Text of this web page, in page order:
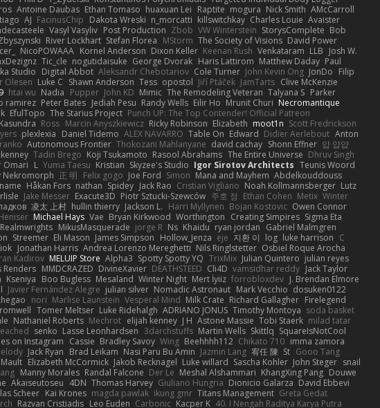
Antoine Daubas Ethan Tomaso huaxuan Lei Raptite mogura Nick Smith AMcCarroll
AJ FacinusChip Dakota Wreski n_morcatti killswitchkay Charles Louie Avaister
Vasyl Vasyliv Post Production Zbob VW Winterstein StorysComplete Bob
River Lockhart Stefan Florea MStorm The Society of Visions David Power
NicoPOWAAA Kornel Anderson Dixon Keller Keenan Rush Venkataram LLB Josh W.
Tic_cle nogutidaisuke George Dvorak Haris Lattirom Matthew Daday Paul
Studio Digital Abbot Aleksandr Chebotariov Cole Turner John Kevin Ong JonDo Filip
Olesen Luke C Shawn Anderson Tess opostol Jiří Ptáček JamTarts Clive McKenzie
htai wu Nadia Pupper John KD Mimic The Remodeling Veteran Talyana S Parker
ramirez Peter Bates Jediah Pesu Randy Wells Eilir Ho Mrunit Churi Necromantique
EfulTopo The Starius Project Punch UP: The Top Contender! Official Patreon
Ross Marcin Anyszkiewicz Ricky Robinson Elizabeth moot1n Scott Fredrickson
plexlexia Daniel Tidemo ALEX NAVARRO Table On Edward Didier Aerlebout Anton
Autonomous Frontier Thokozani Mahlanyane david cachay Shonn Effner 얍 얍얍
Tadin Brego Koji Tsukamoto Rasool Abrahams The Entire Universe Dhruv Singh
Omari L Yuma Taesu Kristian Skyzee's Studio Igor Sirotov Architects Teunis Woord
Nekromorph 正 明 Felix gogo Joe Ford Simon Mana and Mayhem Abdelkouddouss
name Håkan Fors nathan Spidey Jack Rao Cristian Vigliano Noah Kollmannsberger Lutz
Jake Messer Exacute3D Piotr Sztucki-Szewców 주호 정 Ethan Cohen Metix Winter
凌太 上村 hullin thierry Jackson L. Harri Myllynen Bojan Kostovic Owen Connor
Michael Hays Vae Bryan Kirkwood Worthington Creating Simpires Sigma Eta
Realmwrights MikusMasquerade jorge R Ns Khaidu ryan jordan Gabriel Malmgren
Streemer Eli Mason James Simpson Hollow_Jenza eje 지환 이 log luke harrison C
Jonathan Harris Andrea Lorenzo Mereghetti Nils Ringlstetter Osbiel Roque Arocha
Kadirov MELUIP Store Alpha3 Spotty Spotty YQ TrixMix Julian Quintero julian reyes
Renders MMDCRAZED DivineXavier DEATHSTEED Cli4D vamsidhar reddy Jack Taylor
Kseniya Boo Bugless Mesaland Winter Night Mert İyiiz forrobloxdev J. Brendan Elmore
Javier Fernández Alegre julian silver Nomadic Astronaut Mark Vecchio dosuken0122
nori Marlise Launstein Vesperal Mind Milk Crate Richard Gallagher Firelegend
Tomer Meltser Luke Ridehalgh ADRIANO JONUS Timothy Montoya soda basket
Nathaniel Roberts Mechrot elijah kenney J H Astone Massie Tobi Staerk milad tatar
senko Lasse Leonhardsen 3darchstuffs Martin Wells Skittlq SquareIsNotCool
on Instagram Cassie Bradley Savoy Wing Beehhhh112 Chikato 710 imma zamora
Jack Ryan Brad Leikam Nasi Paru Bu Amin Jazmin Lang 宥任 陳 St Gooo Tang
Elizabeth McCormick Jakob Recknagel Luke willard Sascha Kohler John Steger snail
Manny Morales Randal Falcone Der Le Meshal Alshammari KhangXing Pang Douwe
Akaiseutoseu 4DN Thomas Harvey Giuliano Hungria Dionicio Galarza David Ebbevi
Scheer Kai Krones magda pawlak ikung gmr Titans Management Greta Gedat
Razvan Cristiadis Leo Euden Carbonic Kacper K 40. I Nengah Raditya Karya Putra